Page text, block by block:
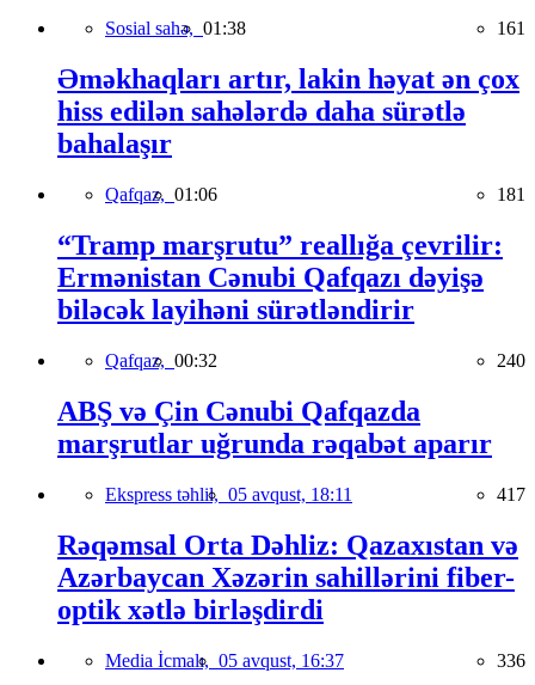
Sosial sahə, 01:38 161
Əməkhaqları artır, lakin həyat ən çox
hiss edilən sahələrdə daha sürətlə
bahalaşır
Qafqaz, 01:06 181
“Tramp marşrutu” reallığa çevrilir:
Ermənistan Cənubi Qafqazı dəyişə
biləcək layihəni sürətləndirir
Qafqaz, 00:32 240
ABŞ və Çin Cənubi Qafqazda
marşrutlar uğrunda rəqabət aparır
Ekspress təhlil, 05 avqust, 18:11 417
Rəqəmsal Orta Dəhliz: Qazaxıstan və
Azərbaycan Xəzərin sahillərini fiber-
optik xətlə birləşdirdi
Media İcmalı, 05 avqust, 16:37 336